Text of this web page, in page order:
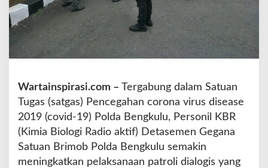
n
g
G
e
l
a
P
Wartainspirasi.com – Tergabung dalam Satuan
Tugas (satgas) Pencegahan corona virus disease
2019 (covid-19) Polda Bengkulu, Personil KBR
(Kimia Biologi Radio aktif) Detasemen Gegana
Satuan Brimob Polda Bengkulu semakin
meningkatkan pelaksanaan patroli dialogis yang